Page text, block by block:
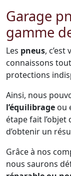
Garage
gamme
Les pneus,
connaissons
protections
Ainsi, nous
l’équilibrage ou
étape fait l’objet
d’obtenir un
Grâce à nos
nous saurons